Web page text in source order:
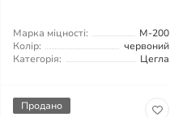
Марка міцності:
М-200
Колір:
червоний
Категорія:
Цегла
Продано